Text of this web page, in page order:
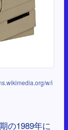
w/i
の1989年に